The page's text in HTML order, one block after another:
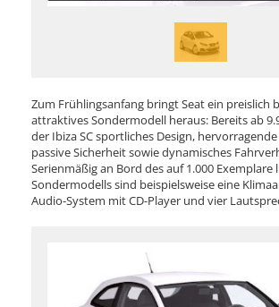
Zum Frühlingsanfang bringt Seat ein preislich
attraktives Sondermodell heraus: Bereits ab
der Ibiza SC sportliches Design,
passive Sicherheit sowie dynamisches
Serienmäßig an Bord des auf 1.000
Sondermodells sind beispielsweise eine
Audio-System mit CD-Player und vier